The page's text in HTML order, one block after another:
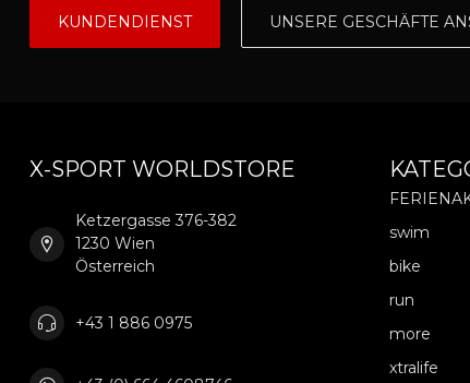
KUNDENDIENST UNSERE GESCHÄFTE
X-SPORT WORLDSTORE
Ketzergasse 376-382
1230 Wien
Österreich
+43 1 886 0975
swim
bike
run
more
xtralife